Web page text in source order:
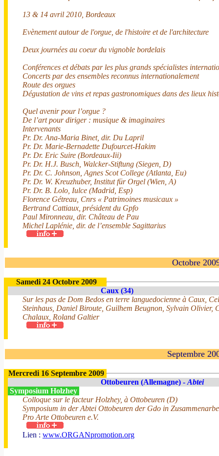
13 & 14 avril 2010, Bordeaux
Evènement autour de l'orgue, de l'histoire et de l'architecture
Deux journées au coeur du vignoble bordelais
Conférences et débats par les plus grands spécialistes
Concerts par des ensembles reconnus internationalement
Route des orgues
Dégustation de vins et repas gastronomiques dans des lieux
Quel avenir pour l’orgue ?
De l’art pour diriger : musique & imaginaires
Intervenants
Pr. Dr. Ana-Maria Binet, dir. Du Lapril
Pr. Dr. Marie-Bernadette Dufourcet-Hakim
Pr. Dr. Eric Suire (Bordeaux-Iii)
Pr. Dr. H.J. Busch, Walcker-Stiftung (Siegen, D)
Pr. Dr. C. Johnson, Agnes Scot College (Atlanta, Eu)
Pr. Dr. W. Kreuzhuber, Institut für Orgel (Wien, A)
Pr. Dr. B. Lolo, Iulce (Madrid, Esp)
Florence Gétreau, Cnrs « Patrimoines musicaux »
Bertrand Cattiaux, président du Gpfo
Paul Mironneau, dir. Château de Pau
Michel Laplénie, dir. de l’ensemble Sagittarius
Octobre
Samedi 24 Octobre 2009
Caux (34)
Sur les pas de Dom Bedos en terre languedocienne à Caux,
Steinhaus, Daniel Biroute, Guilhem Beugnon, Sylvain Olivier,
Chalaux, Roland Galtier
Septembre
Mercredi 16 Septembre 2009
Ottobeuren (Allemagne) - Abtei
Symposium Holzhey
Colloque sur le facteur Holzhey, à Ottobeuren (D)
Symposium in der Abtei Ottobeuren der Gdo in
Pro Arte Ottobeuren e.V.
Lien : www.ORGANpromotion.org